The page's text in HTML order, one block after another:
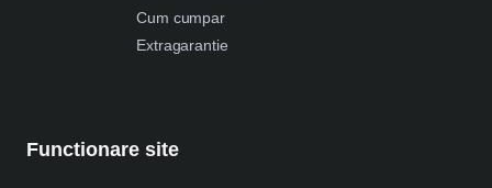
Cum cumpar
Extragarantie
Functionare site